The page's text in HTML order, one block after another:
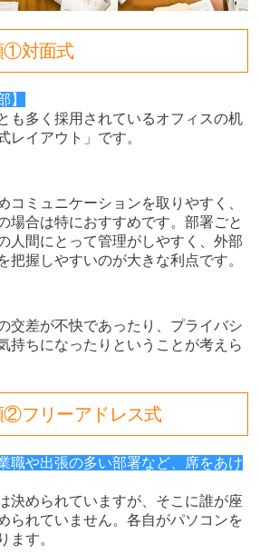
①対面式
】
も多く採用されているオフィスの机
レイアウト」です。
コミュニケーションを取りやすく、
場合は特におすすめです。部署ごと
人間にとって管理がしやすく、外部
把握しやすいのが大きな利点です。
交差が不快であったり、プライバシ
持ちになったりということが考えら
②フリーアドレス式
職や出張の多い部署など、席をあけ
決められていますが、そこに誰が座
られていません。各自がパソコンを
ます。